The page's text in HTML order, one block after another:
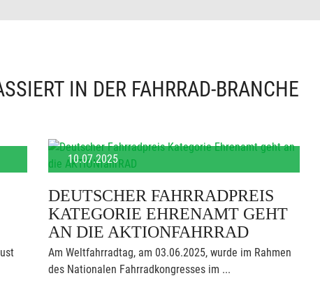
IN DER FAHRRAD-BRANCHE
10.07.2025
DEUTSCHER FAHRRADPREIS
KATEGORIE EHRENAMT GEHT
AN DIE AKTIONFAHRRAD
Am Weltfahrradtag, am 03.06.2025, wurde im Rahmen
des Nationalen Fahrradkongresses im ...